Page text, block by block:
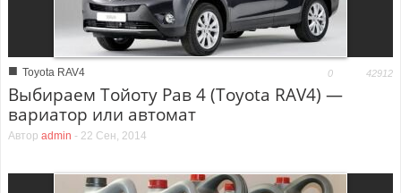
■ Toyota RAV4 0 42912
Выбираем Тойоту Рав 4 (Toyota RAV4) —
вариатор или автомат
Автор admin - 22 Сен, 2014